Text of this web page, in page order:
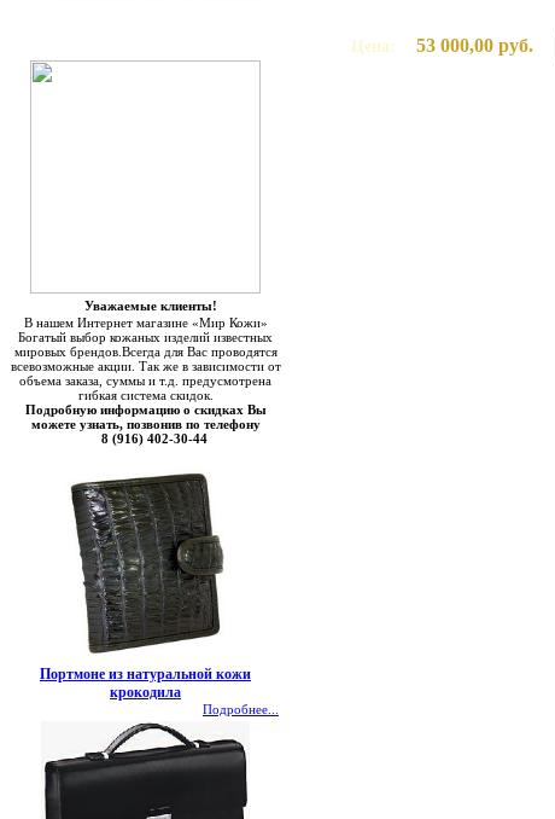
Уважаемые клиенты!
В нашем Интернет магазине «Мир Кожи»
Богатый выбор кожаных изделий известных
мировых брендов.Всегда для Вас проводятся
всевозможные акции. Так же в зависимости от
объема заказа, суммы и т.д. предусмотрена
гибкая система скидок.
Подробную информацию о скидках Вы
можете узнать, позвонив по телефону
8 (916) 402-30-44
Портмоне из натуральной кожи
крокодила
Подробнее...
Цена: 53 000,00 руб.